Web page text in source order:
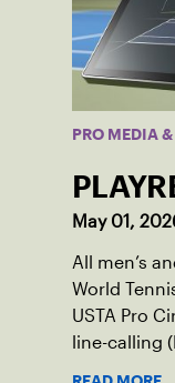
PRO MEDIA
May 01,
All men’s
World
USTA Pro
line-calling